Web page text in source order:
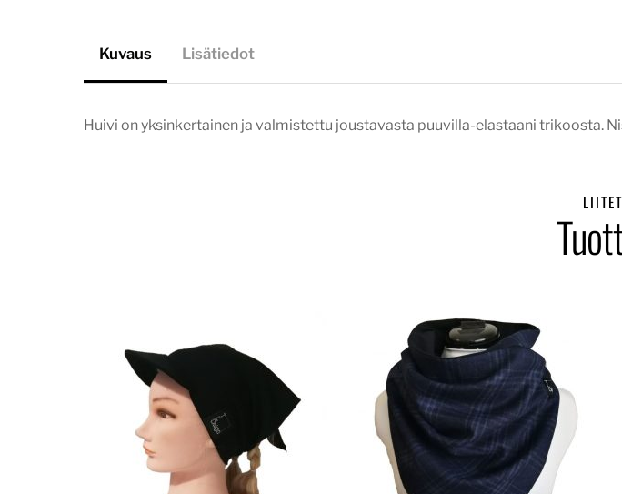
Kuvaus Lisätiedot
Huivi on yksinkertainen ja valmistettu joustavasta puuvilla-elastaani trikoosta.